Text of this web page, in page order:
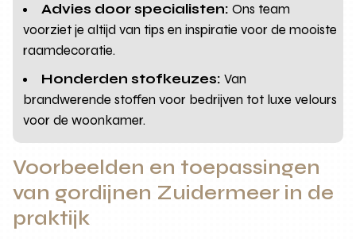
Advies door specialisten: Ons team
voorziet je altijd van tips en inspiratie voor de mooiste
raamdecoratie.
Honderden stofkeuzes: Van
brandwerende stoffen voor bedrijven tot luxe velours
voor de woonkamer.
Voorbeelden en toepassingen
van gordijnen Zuidermeer in de
praktijk